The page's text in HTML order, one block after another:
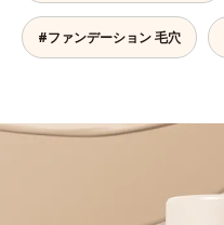
#ファンデーション 毛穴